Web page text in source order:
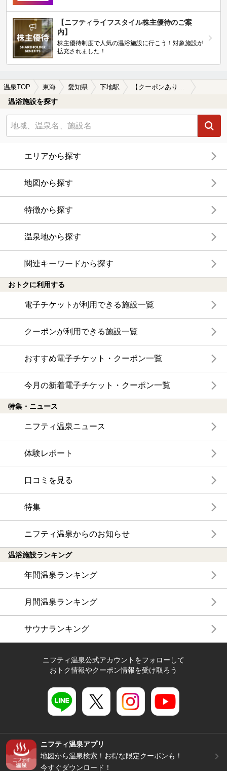
【ニフティライフスタイル株主優待のご案
内】
株主優待制度で人気の温浴施設に行こう！対象施設が
拡充されました！
温泉TOP 東海 愛知県 下地駅 【クーポンあり】カップルにおすすめの下地駅近くの温泉、日帰り温泉、スーパー銭湯おすすめ
温浴施設を探す
エリアから探す
地図から探す
特徴から探す
温泉地から探す
関連キーワードから探す
おトクに利用する
電子チケットが利用できる施設一覧
クーポンが利用できる施設一覧
おすすめ電子チケット・クーポン一覧
今月の新着電子チケット・クーポン一覧
特集・ニュース
ニフティ温泉ニュース
体験レポート
口コミを見る
特集
ニフティ温泉からのお知らせ
温浴施設ランキング
年間温泉ランキング
月間温泉ランキング
サウナランキング
ニフティ温泉公式アカウントをフォローして
おトク情報やクーポン情報を受け取ろう
ニフティ温泉アプリ
地図から温泉検索！お得な限定クーポンも！
今すぐダウンロード！